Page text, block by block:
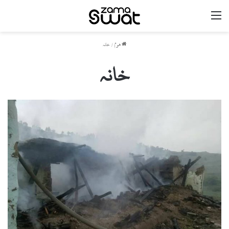
ھوم/خانہ
خانہ